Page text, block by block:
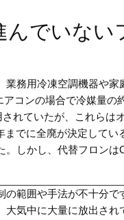
んでいな
務用冷凍空調機器や
コンの場合で冷媒量の
れていたが、これらは
でに全廃が決定して
しかし、代替フロン
の範囲や手法が不十分で
大気中に大量に放出され